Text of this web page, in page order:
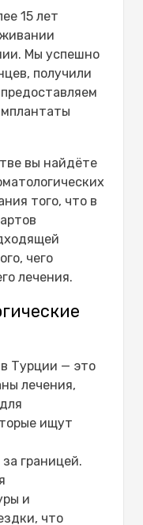
туризма?
в Турции?
о
в Турции
Турцию за
турецких
находиться в
зубы?
всего
15 лет
Мы успешно
получили
вы найдёте
того, что в
чего
лечения.
Турции — это
лечения,
ищут
границей.
и
что